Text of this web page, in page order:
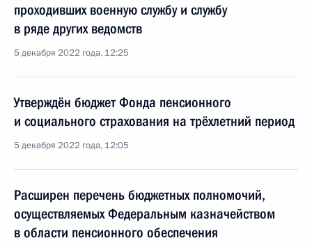
проходивших военную службу и службу
в ряде других ведомств
5 декабря 2022 года, 12:25
Утверждён бюджет Фонда пенсионного
и социального страхования на трёхлетний период
5 декабря 2022 года, 12:05
Расширен перечень бюджетных полномочий,
осуществляемых Федеральным казначейством
в области пенсионного обеспечения